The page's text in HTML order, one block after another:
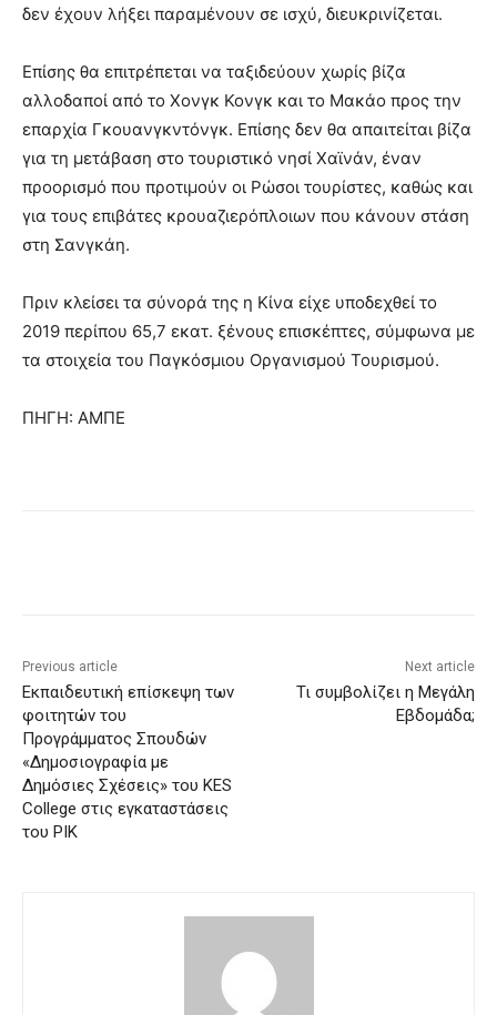
δεν έχουν λήξει παραμένουν σε ισχύ, διευκρινίζεται.
Επίσης θα επιτρέπεται να ταξιδεύουν χωρίς βίζα
αλλοδαποί από το Χονγκ Κονγκ και το Μακάο προς την
επαρχία Γκουανγκντόνγκ. Επίσης δεν θα απαιτείται βίζα
για τη μετάβαση στο τουριστικό νησί Χαϊνάν, έναν
προορισμό που προτιμούν οι Ρώσοι τουρίστες, καθώς και
για τους επιβάτες κρουαζιερόπλοιων που κάνουν στάση
στη Σανγκάη.
Πριν κλείσει τα σύνορά της η Κίνα είχε υποδεχθεί το
2019 περίπου 65,7 εκατ. ξένους επισκέπτες, σύμφωνα με
τα στοιχεία του Παγκόσμιου Οργανισμού Τουρισμού.
ΠΗΓΗ: ΑΜΠΕ
Previous article
Εκπαιδευτική επίσκεψη των
φοιτητών του
Προγράμματος Σπουδών
«Δημοσιογραφία με
Δημόσιες Σχέσεις» του KES
College στις εγκαταστάσεις
του ΡΙΚ
Next article
Τι συμβολίζει η Μεγάλη
Εβδομάδα;